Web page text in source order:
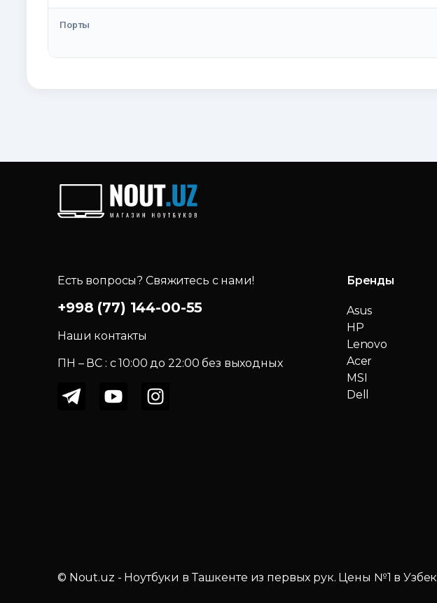
Порты
Есть вопросы? Свяжитесь с нами!
+998 (77) 144-00-55
Наши контакты
ПН – ВС : c 10:00 до 22:00 без выходных
Бренды
Asus
HP
Lenovo
Acer
MSI
Dell
© Nout.uz - Ноутбуки в Ташкенте из первых рук. Цены №1 в